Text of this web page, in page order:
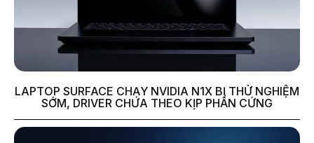
LAPTOP SURFACE CHẠY NVIDIA N1X BỊ THỬ NGHIỆM
SỚM, DRIVER CHƯA THEO KỊP PHẦN CỨNG